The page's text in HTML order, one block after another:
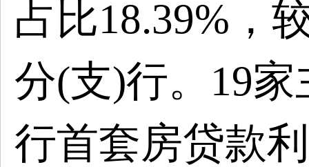
占比18.39%，
分(支)行。19
行首套房贷款